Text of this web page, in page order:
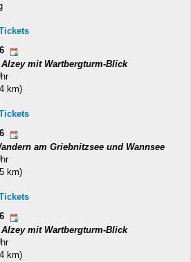
mit Wartbergturm-Blick
km)
am Griebnitzsee und Wannsee
km)
mit Wartbergturm-Blick
km)